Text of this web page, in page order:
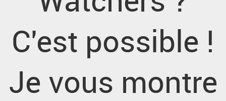
C'est possible !
Je vous montre